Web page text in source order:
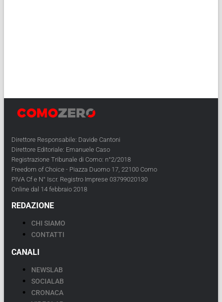
Direttore Responsabile: Davide Cantoni
Direttore Editoriale: Emanuele Caso
Registrazione Tribunale di Como: n°2/2018
Freedom of Choice - Piazza Duomo 17, 22100 Como
PIVA Cf e N° Iscr. Registro Imprese 03799020130
Online dal 14 febbraio 2018
REDAZIONE
CHI SIAMO
CONTATTI
CANALI
NEWSLAB
SOCIALAB
CRONACA